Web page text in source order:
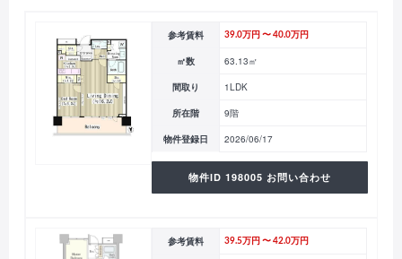
参考賃料 39.0万円 〜 40.0万円
㎡数 63.13㎡
間取り 1LDK
所在階 9階
物件登録日 2026/06/17
物件ID 198005 お問い合わせ
参考賃料 39.5万円 〜 42.0万円